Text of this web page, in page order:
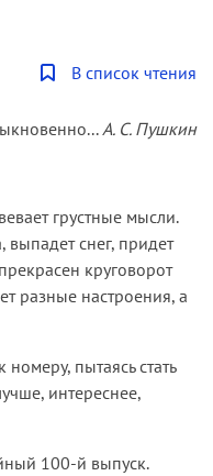
В список чтения
А. С. Пушкин
грустные мысли.
выпадет снег, придет
круговорот
разные настроения, а
пытаясь стать
интереснее,
100-й выпуск.